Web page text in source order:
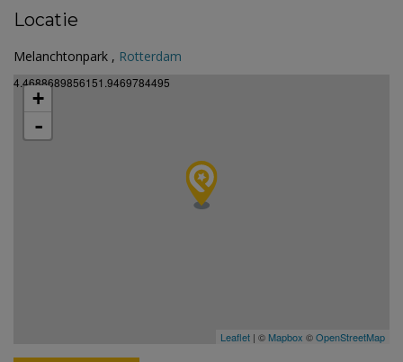
Locatie
Melanchtonpark , Rotterdam
4.4688689856151.9469784495
+
-
Leaflet | © Mapbox ©OpenStreetMap